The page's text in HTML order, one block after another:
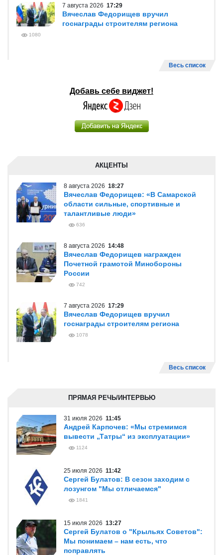
7 августа 2026 17:29
Вячеслав Федорищев вручил
госнаграды строителям региона
1080
Весь список
Добавь себе виджет!
АКЦЕНТЫ
8 августа 2026 18:27
Вячеслав Федорищев: «В Самарской
области сильные, спортивные и
талантливые люди»
636
8 августа 2026 14:48
Вячеслав Федорищев награжден
Почетной грамотой Минобороны
России
742
7 августа 2026 17:29
Вячеслав Федорищев вручил
госнаграды строителям региона
1078
Весь список
ПРЯМАЯ РЕЧЬ/ИНТЕРВЬЮ
31 июля 2026 11:45
Андрей Карпочев: «Мы стремимся
вывести „Татры“ из эксплуатации»
1124
25 июля 2026 11:42
Сергей Булатов: В сезон заходим с
лозунгом "Мы отличаемся"
1841
15 июля 2026 13:27
Сергей Булатов о "Крыльях Советов":
Мы понимаем – нам есть, что
поправлять